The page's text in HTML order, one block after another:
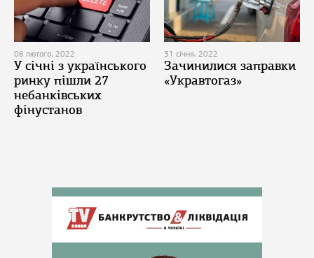
06 лютого, 2022
У січні з українського
ринку пішли 27
небанківських
фінустанов
31 січня, 2022
Зачинилися заправки
«Укравтогаз»